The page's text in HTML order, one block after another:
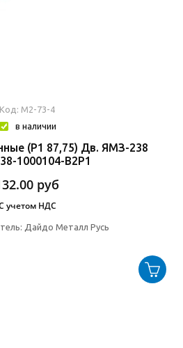
Код: М2-73-4
в наличии
(Р1 87,75) Дв. ЯМЗ-238
1000104-B2Р1
руб
учетом НДС
Дайдо Металл Русь